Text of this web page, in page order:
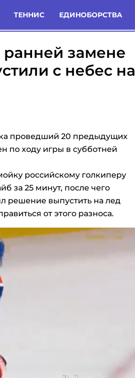
ТЕННИС ЕДИНОБОРСТВА
Новости
замене
с небес на
проведший 20 предыдущих
по ходу игры в субботней
российскому голкиперу
за 25 минут, после чего
решение выпустить на лед
от этого разноса.